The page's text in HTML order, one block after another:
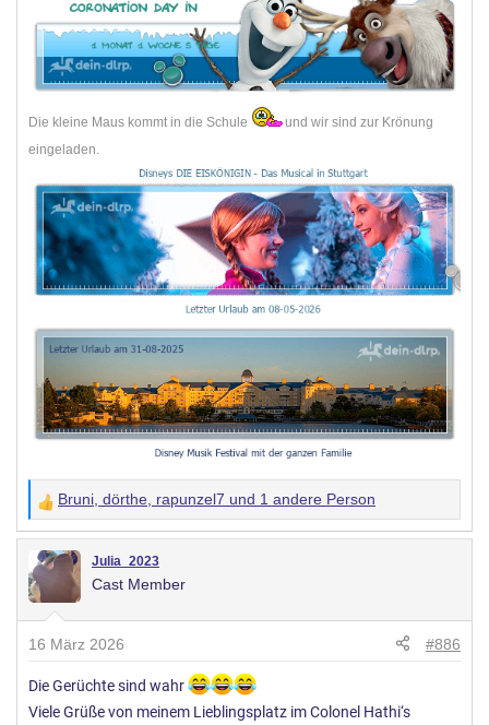
Die kleine Maus kommt in die Schule
und wir sind zur Krönung
eingeladen.
W
e
r
t
n
g
e
n
Bruni dörthe rapunzel7 und 1 andere Person
Julia_2023
Cast Member
16 März 2026 #886
Die Gerüchte sind wahr
Viele Grüße von meinem Lieblingsplatz im Colonel Hathi‘s